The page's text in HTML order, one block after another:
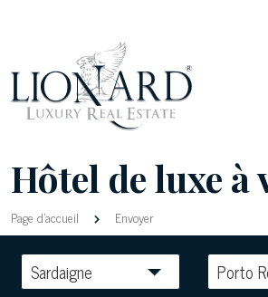
Hôtel de luxe
Page d'accueil Envoyer
Sardaigne Porto